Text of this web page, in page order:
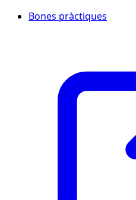
Bones pràctiques